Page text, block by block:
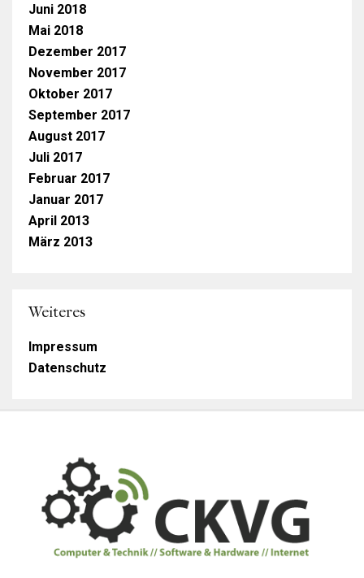
Juni 2018
Mai 2018
Dezember 2017
November 2017
Oktober 2017
September 2017
August 2017
Juli 2017
Februar 2017
Januar 2017
April 2013
März 2013
Weiteres
Impressum
Datenschutz